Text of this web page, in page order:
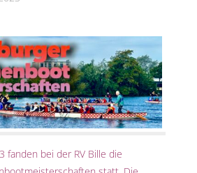
fanden bei der RV Bille die